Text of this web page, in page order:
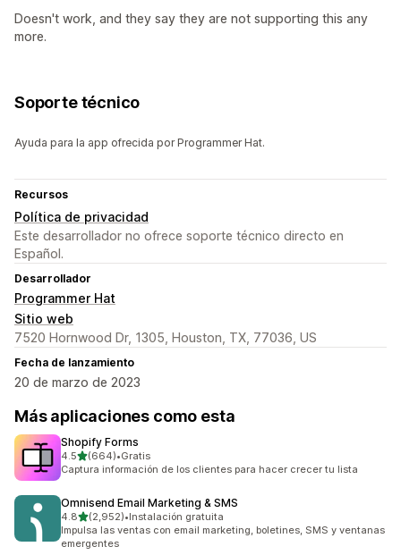
Doesn't work, and they say they are not supporting this any
more.
Soporte técnico
Ayuda para la app ofrecida por Programmer Hat.
Recursos
Política de privacidad
Este desarrollador no ofrece soporte técnico directo en
Español.
Desarrollador
Programmer Hat
Sitio web
7520 Hornwood Dr, 1305, Houston, TX, 77036, US
Fecha de lanzamiento
20 de marzo de 2023
Más aplicaciones como esta
Shopify Forms
4.5de 5 estrellas
(664)
664 reseñas en total
•Gratis
Captura información de los clientes para hacer crecer tu lista
Omnisend Email Marketing & SMS
4.8de 5 estrellas
(2,952)
2952 reseñas en total
•Instalación gratuita
Impulsa las ventas con email marketing, boletines, SMS y ventanas
emergentes